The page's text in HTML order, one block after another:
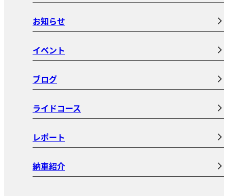
お知らせ
イベント
ブログ
ライドコース
レポート
納車紹介